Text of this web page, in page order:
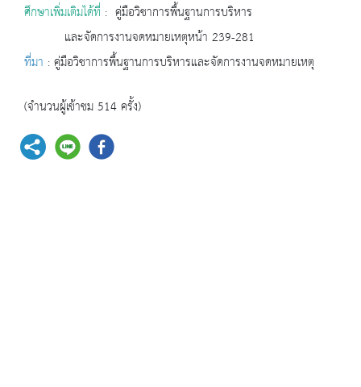
ศึกษาเพิ่มเติมได้ที่ : คู่มือวิชาการพื้นฐานการบริหาร
และจัดการงานจดหมายเหตุหน้า 239-281
ที่มา : คู่มือวิชาการพื้นฐานการบริหารและจัดการงานจดหมายเหตุ
(จำนวนผู้เข้าชม 514 ครั้ง)